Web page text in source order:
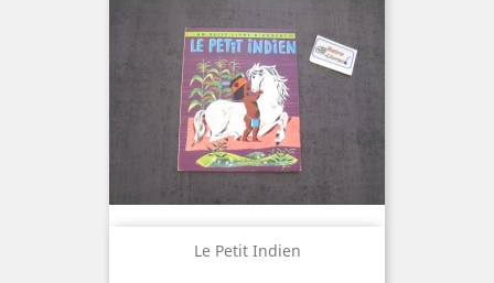
Le Petit Indien